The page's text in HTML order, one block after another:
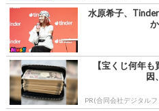
水原希子、
【宝くじ何年
因
PR(合同会社デジタルフ